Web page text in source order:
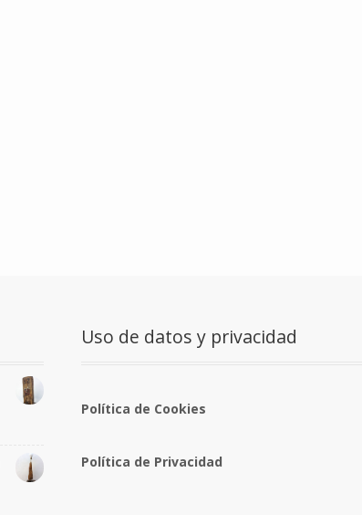
Uso de datos y privacidad
Política de Cookies
Política de Privacidad